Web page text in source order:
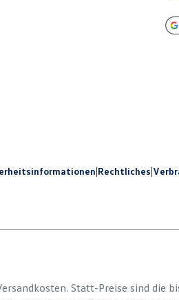
|Rechtliches|
Statt-Preise sind die